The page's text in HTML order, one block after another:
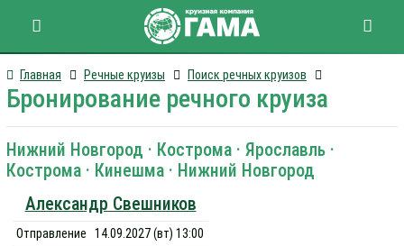
Главная Речные круизы Поиск речных круизов
Бронирование речного круиза
Нижний Новгород · Кострома · Ярославль ·
Кострома · Кинешма · Нижний Новгород
Александр Свешников
Отправление
14.09.2027 (вт) 13:00